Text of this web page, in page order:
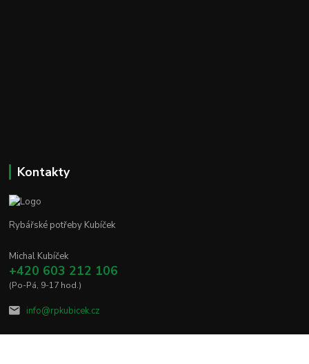
Kontakty
Rybářské potřeby Kubíček
Michal Kubíček
+420 603 212 106
(Po-Pá, 9-17 hod.)
info@rpkubicek.cz